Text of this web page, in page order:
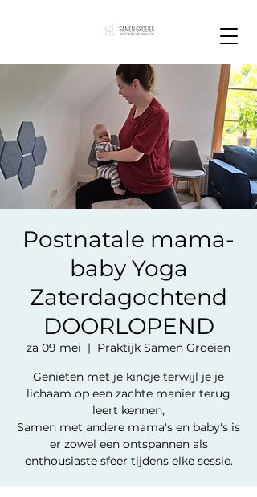
Postnatale mama-
baby Yoga
Zaterdagochtend
DOORLOPEND
za 09 mei
  |
Praktijk Samen Groeien
Genieten met je kindje terwijl je je
lichaam op een zachte manier terug
leert kennen,
Samen met andere mama's en baby's is
er zowel een ontspannen als
enthousiaste sfeer tijdens elke sessie.